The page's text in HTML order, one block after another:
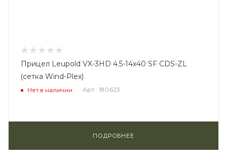
Прицел Leupold VX-3HD 4.5-14x40 SF CDS-ZL
(сетка Wind-Plex)
Нет в наличии Арт.: 180623
ПОДРОБНЕЕ